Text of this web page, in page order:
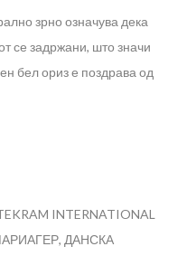
зрно означува дека
се задржани, што значи
бел ориз е поздрава од
INTERNATIONAL
ДАНСКА